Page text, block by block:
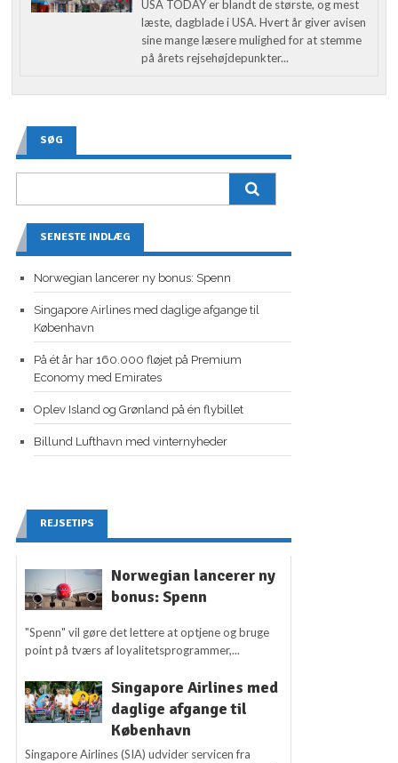
USA TODAY er blandt de største, og mest
læste, dagblade i USA. Hvert år giver avisen
sine mange læsere mulighed for at stemme
på årets rejsehøjdepunkter...
SØG
SENESTE INDLÆG
Norwegian lancerer ny bonus: Spenn
Singapore Airlines med daglige afgange til
København
På ét år har 160.000 fløjet på Premium
Economy med Emirates
Oplev Island og Grønland på én flybillet
Billund Lufthavn med vinternyheder
REJSETIPS
Norwegian lancerer ny
bonus: Spenn
"Spenn" vil gøre det lettere at optjene og bruge
point på tværs af loyalitetsprogrammer,...
Singapore Airlines med
daglige afgange til
København
Singapore Airlines (SIA) udvider servicen fra